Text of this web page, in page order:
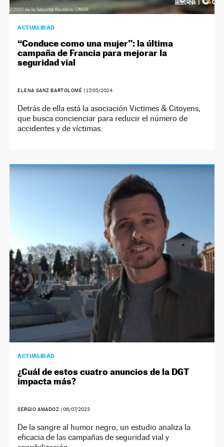
ACTUALIDAD
“Conduce como una mujer”: la última
campaña de Francia para mejorar la
seguridad vial
ELENA SANZ BARTOLOMÉ | 17/05/2024
Detrás de ella está la asociación Victimes & Citoyens,
que busca concienciar para reducir el número de
accidentes y de víctimas.
ACTUALIDAD
¿Cuál de estos cuatro anuncios de la DGT
impacta más?
SERGIO AMADOZ | 06/07/2023
De la sangre al humor negro, un estudio analiza la
eficacia de las campañas de seguridad vial y